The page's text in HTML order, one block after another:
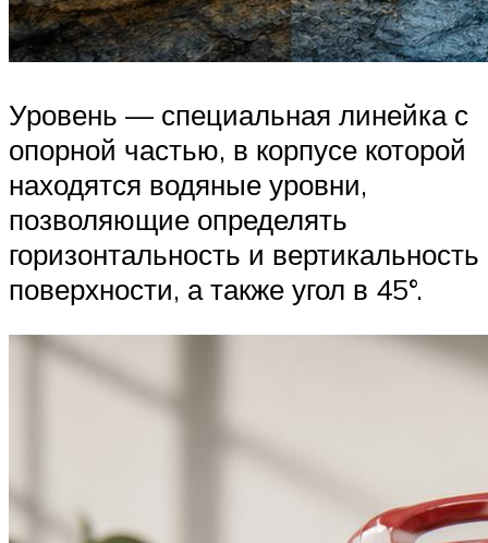
Уровень — специальная линейка с
опорной частью, в корпусе которой
находятся водяные уровни,
позволяющие определять
горизонтальность и вертикальность
поверхности, а также угол в 45°.